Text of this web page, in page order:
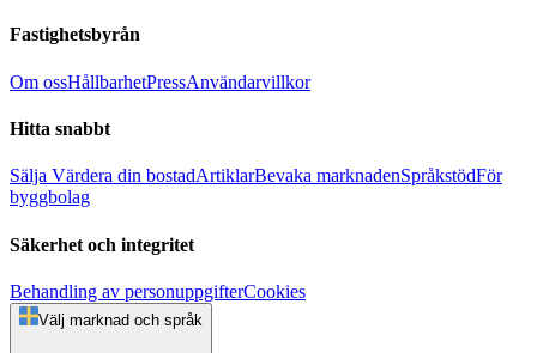
Fastighetsbyrån
Om ossHållbarhetPressAnvändarvillkor
Hitta snabbt
Sälja Värdera din bostadArtiklarBevaka marknadenSpråkstödFör
byggbolag
Säkerhet och integritet
Behandling av personuppgifterCookies
Välj marknad och språk